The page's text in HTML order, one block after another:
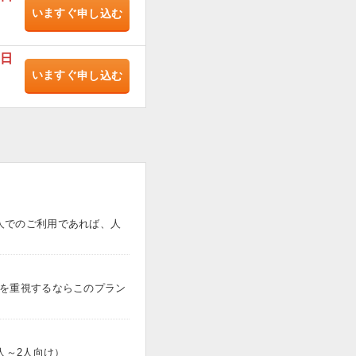
いますぐ申し込む
いますぐ申し込む
のご利用であれば、人
重視するならこのプラン
2人向け）